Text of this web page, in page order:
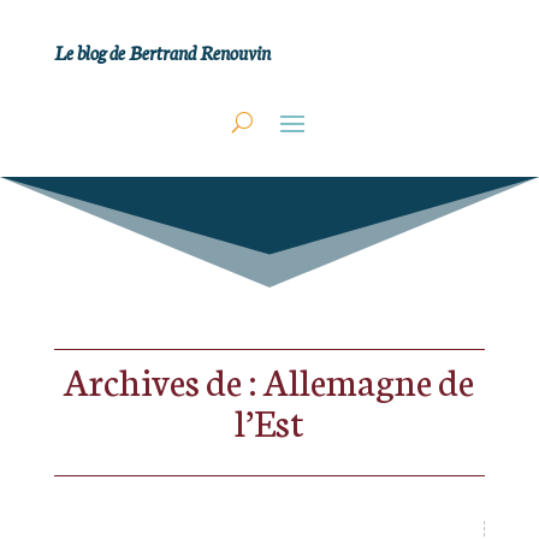
Le blog de Bertrand Renouvin
Archives de : Allemagne de
l’Est